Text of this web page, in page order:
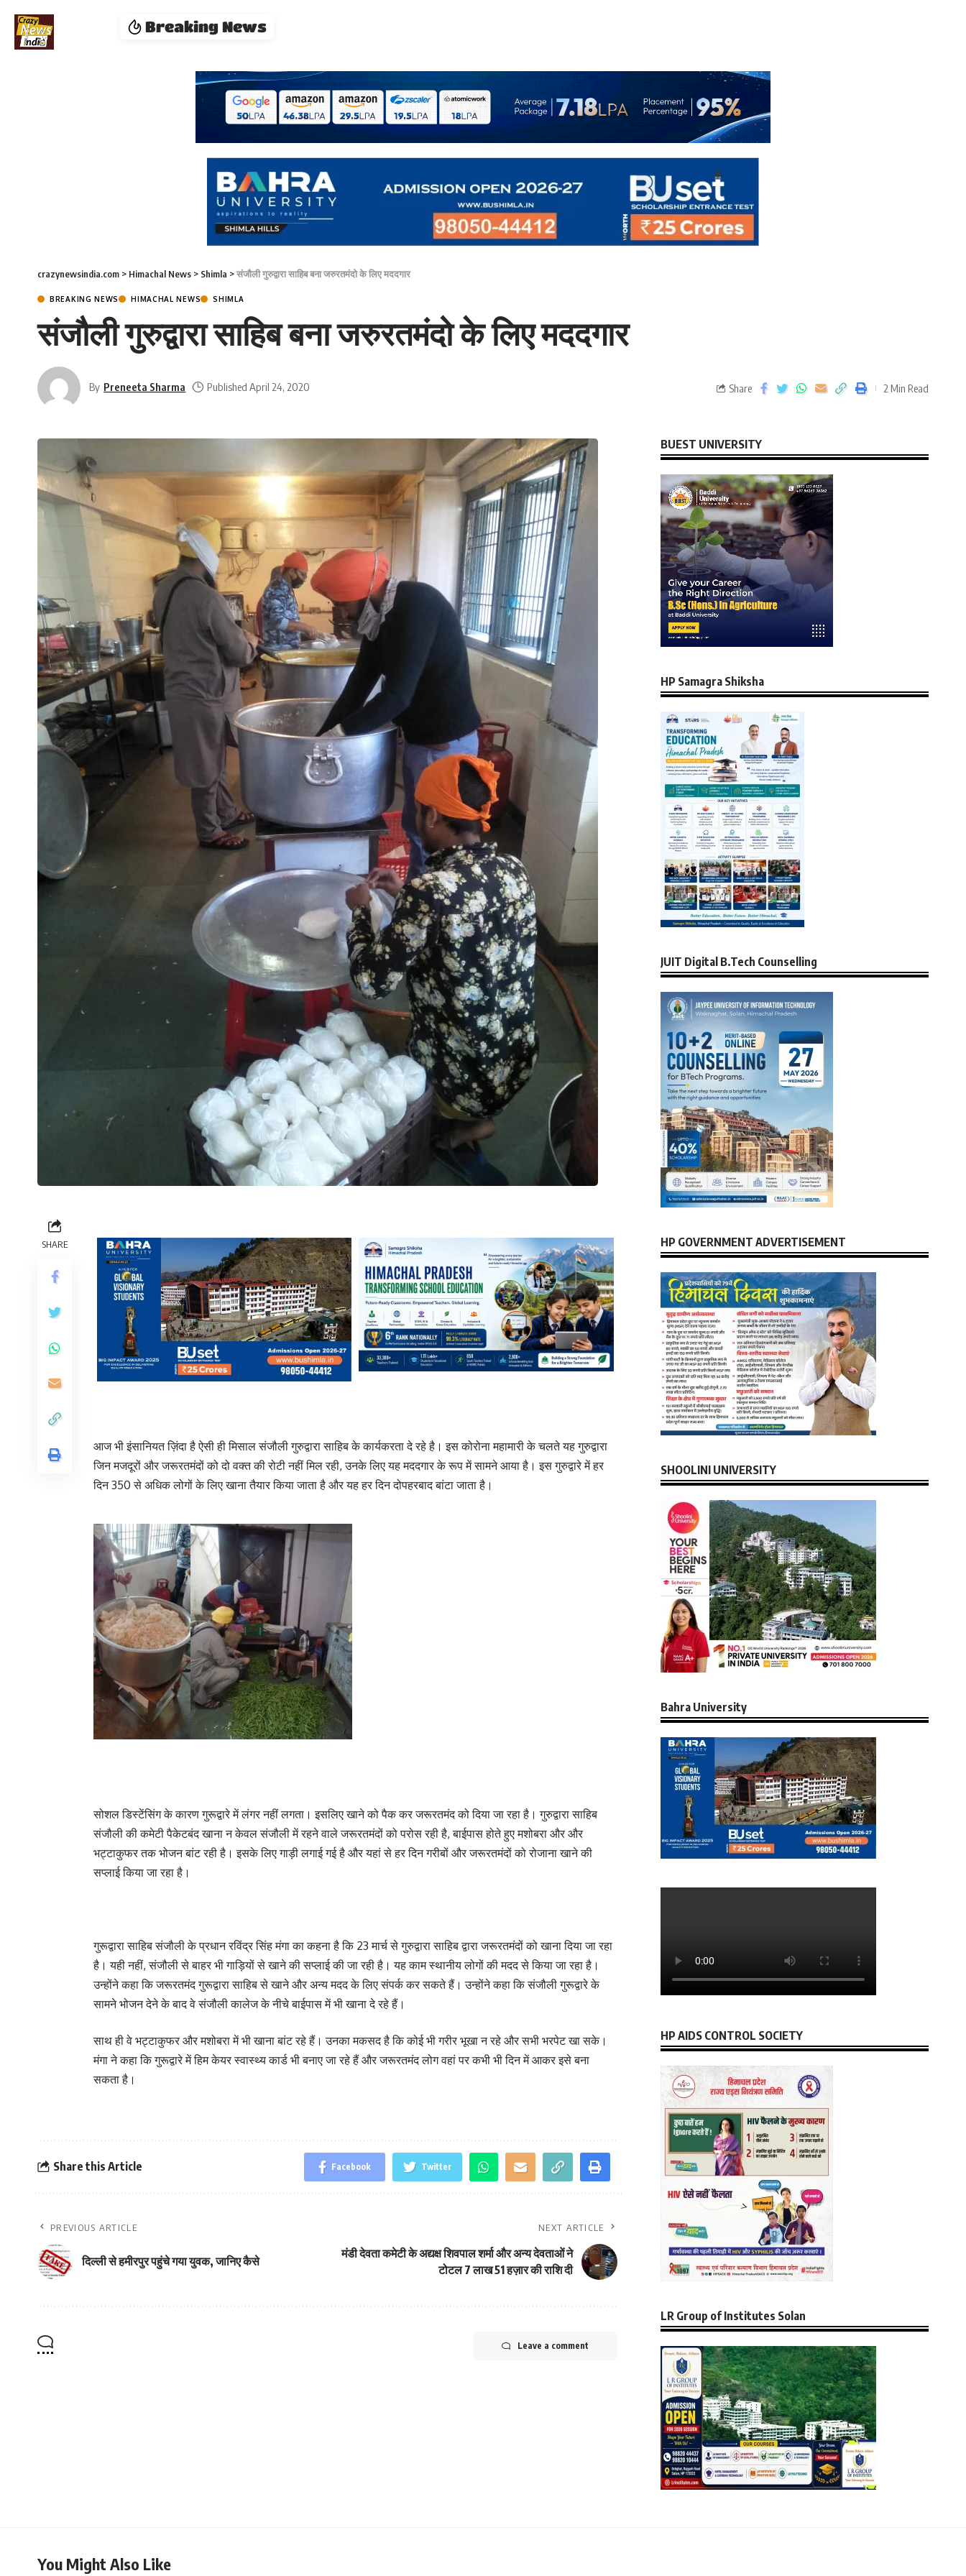
Breaking News
crazynewsindia.com > Himachal News > Shimla >संजौली गुरुद्वारा साहिब बना जरुरतमंदो के लिए मददगार
BREAKING NEWS HIMACHAL NEWS SHIMLA
संजौली गुरुद्वारा साहिब बना जरुरतमंदो के लिए मददगार
By Preneeta Sharma Published April 24, 2020 Share 2 Min Read
SHARE
आज भी इंसानियत ज़िंदा है ऐसी ही मिसाल संजौली गुरुद्वारा साहिब के कार्यकरता दे रहे है। इस कोरोना महामारी के चलते यह गुरुद्वारा
जिन मजदूरों और जरूरतमंदों को दो वक्त की रोटी नहीं मिल रही, उनके लिए यह मददगार के रूप में सामने आया है। इस गुरुद्वारे में हर
दिन 350 से अधिक लोगों के लिए खाना तैयार किया जाता है और यह हर दिन दोपहरबाद बांटा जाता है।
सोशल डिस्टेंसिंग के कारण गुरूद्वारे में लंगर नहीं लगता। इसलिए खाने को पैक कर जरूरतमंद को दिया जा रहा है। गुरुद्वारा साहिब
संजौली की कमेटी पैकेटबंद खाना न केवल संजौली में रहने वाले जरूरतमंदों को परोस रही है, बाईपास होते हुए मशोबरा और और
भट्टाकुफर तक भोजन बांट रही है। इसके लिए गाड़ी लगाई गई है और यहां से हर दिन गरीबों और जरूरतमंदों को रोजाना खाने की
सप्लाई किया जा रहा है।
गुरूद्वारा साहिब संजौली के प्रधान रविंद्र सिंह मंगा का कहना है कि 23 मार्च से गुरुद्वारा साहिब द्वारा जरूरतमंदों को खाना दिया जा रहा
है। यही नहीं, संजौली से बाहर भी गाड़ियों से खाने की सप्लाई की जा रही है। यह काम स्थानीय लोगों की मदद से किया जा रहा है।
उन्होंने कहा कि जरूरतमंद गुरूद्वारा साहिब से खाने और अन्य मदद के लिए संपर्क कर सकते हैं। उन्होंने कहा कि संजौली गुरूद्वारे के
सामने भोजन देने के बाद वे संजौली कालेज के नीचे बाईपास में भी खाना दे रहे हैं।
साथ ही वे भट्टाकुफर और मशोबरा में भी खाना बांट रहे हैं। उनका मकसद है कि कोई भी गरीर भूखा न रहे और सभी भरपेट खा सके।
मंगा ने कहा कि गुरूद्वारे में हिम केयर स्वास्थ्य कार्ड भी बनाए जा रहे हैं और जरूरतमंद लोग वहां पर कभी भी दिन में आकर इसे बना
सकता है।
Share this Article Facebook Twitter
PREVIOUS ARTICLE
दिल्ली से हमीरपुर पहुंचे गया युवक, जानिए कैसे
NEXT ARTICLE
मंडी देवता कमेटी के अद्यक्ष शिवपाल शर्मा और अन्य देवताओं ने
टोटल 7 लाख 51 हज़ार की राशि दी
Leave a comment
BUEST UNIVERSITY
HP Samagra Shiksha
JUIT Digital B.Tech Counselling
HP GOVERNMENT ADVERTISEMENT
SHOOLINI UNIVERSITY
Bahra University
HP AIDS CONTROL SOCIETY
LR Group of Institutes Solan
You Might Also Like